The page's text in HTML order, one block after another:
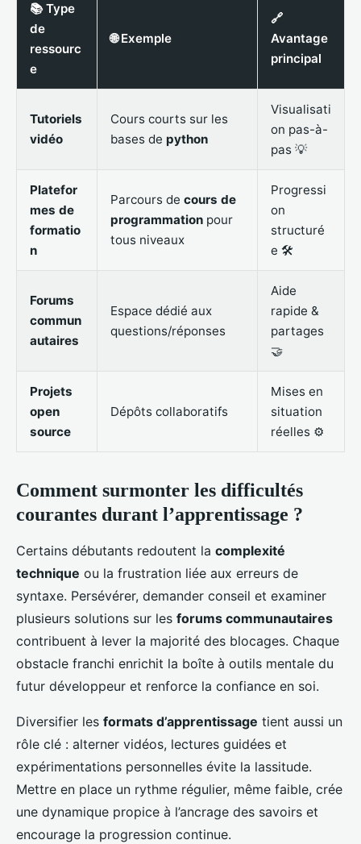
📚 Type
de
ressourc
e
🌐 Exemple
🔗
Avantage
principal
Tutoriels
vidéo
Cours courts sur les
bases de python
Visualisati
on pas-à-
pas 💡
Platefor
mes de
formatio
n
Parcours de cours de
programmation pour
tous niveaux
Progressi
on
structuré
e 🛠️
Forums
commun
autaires
Espace dédié aux
questions/réponses
Aide
rapide &
partages
🤝
Projets
open
source
Dépôts collaboratifs
Mises en
situation
réelles ⚙️
Comment surmonter les difficultés
courantes durant l’apprentissage ?
Certains débutants redoutent la complexité
technique ou la frustration liée aux erreurs de
syntaxe. Persévérer, demander conseil et examiner
plusieurs solutions sur les forums communautaires
contribuent à lever la majorité des blocages. Chaque
obstacle franchi enrichit la boîte à outils mentale du
futur développeur et renforce la confiance en soi.
Diversifier les formats d’apprentissage tient aussi un
rôle clé : alterner vidéos, lectures guidées et
expérimentations personnelles évite la lassitude.
Mettre en place un rythme régulier, même faible, crée
une dynamique propice à l’ancrage des savoirs et
encourage la progression continue.